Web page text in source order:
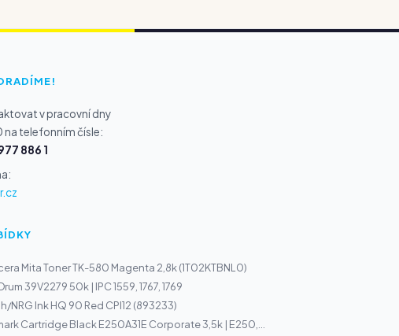
v pracovní dny
na telefonním čísle:
886 1
Mita Toner TK-580 Magenta 2,8k (1T02KTBNL0)
39V2279 50k | IPC 1559, 1767, 1769
NRG Ink HQ 90 Red CPI12 (893233)
Cartridge Black E250A31E Corporate 3,5k | E250,...